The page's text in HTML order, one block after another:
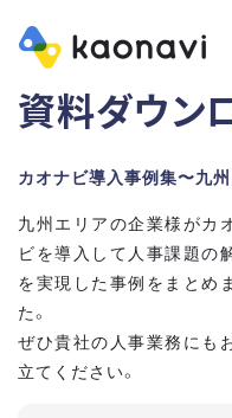
資料ダウン
カオナビ導入事例集〜九
九州エリアの企業様がカ
ビを導入して人事課題の
を実現した事例をまとめ
た。
ぜひ貴社の人事業務にも
立てください。